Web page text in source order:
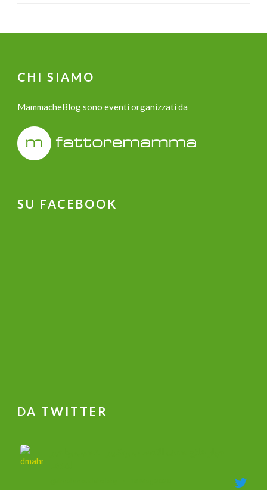
CHI SIAMO
MammacheBlog sono eventi organizzati da
SU FACEBOOK
DA TWITTER